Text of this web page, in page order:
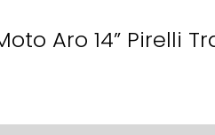
Aro 14” Pirelli